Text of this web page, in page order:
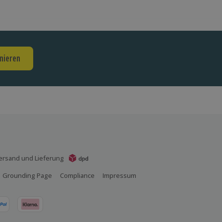
und Lieferung
Grounding Page Compliance Impressum